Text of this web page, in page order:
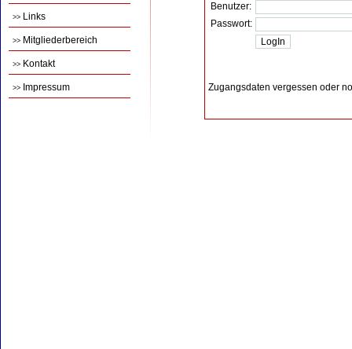
>> Links
>> Mitgliederbereich
>> Kontakt
>> Impressum
Benutzer:
Passwort:
Zugangsdaten vergessen oder